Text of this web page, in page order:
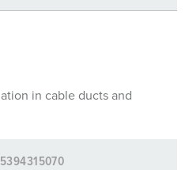
in cable ducts and